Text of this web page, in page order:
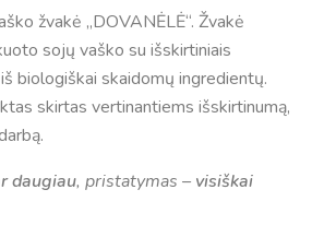
žvakė „DOVANĖLĖ“. Žvakė
sojų vaško su išskirtiniais
biologiškai skaidomų ingredientų.
skirtas vertinantiems išskirtinumą,
daugiau, pristatymas – visiškai